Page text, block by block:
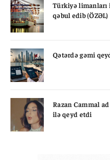
Türkiyə limanları
qəbul edib (ÖZƏL)
Qətərdə gəmi
Razan Cammal
ilə qeyd etdi